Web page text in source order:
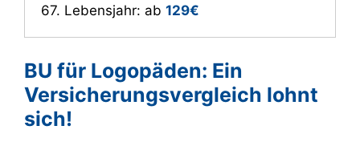
67. Lebensjahr: ab 129€
BU für Logopäden: Ein
Versicherungsvergleich lohnt
sich!